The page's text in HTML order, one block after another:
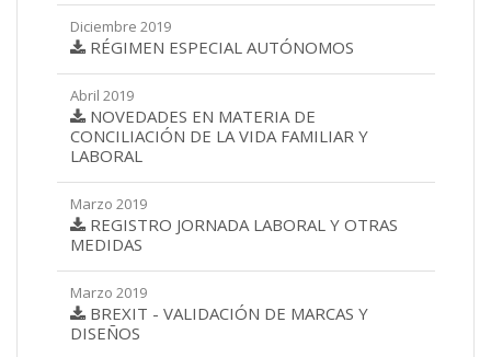
Diciembre 2019
RÉGIMEN ESPECIAL AUTÓNOMOS
Abril 2019
NOVEDADES EN MATERIA DE
CONCILIACIÓN DE LA VIDA FAMILIAR Y
LABORAL
Marzo 2019
REGISTRO JORNADA LABORAL Y OTRAS
MEDIDAS
Marzo 2019
BREXIT - VALIDACIÓN DE MARCAS Y
DISEÑOS